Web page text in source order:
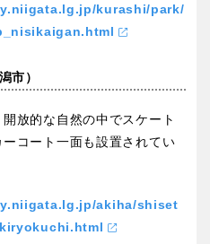
kurashi/park/
市）
放的な自然の中でスケート
コート一面も設置されてい
akiha/shiset